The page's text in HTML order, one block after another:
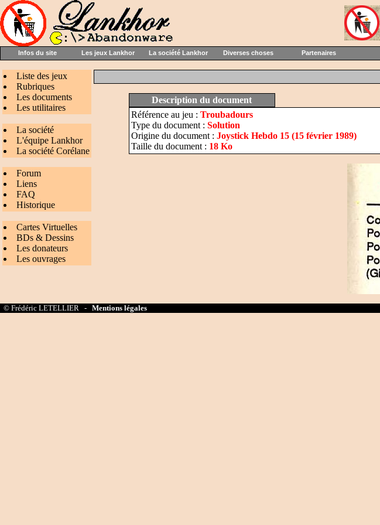
Infos du site Les jeux Lankhor La société Lankhor Diverses choses Partenaires
Liste des jeux
Rubriques
Les documents
Les utilitaires
La société
L'équipe Lankhor
La société Corélane
Forum
Liens
FAQ
Historique
Cartes Virtuelles
BDs & Dessins
Les donateurs
Les ouvrages
Description du document
Référence au jeu : Troubadours
Type du document : Solution
Origine du document : Joystick Hebdo 15 (15 février 1989)
Taille du document : 18 Ko
© Frédéric LETELLIER - Mentions légales